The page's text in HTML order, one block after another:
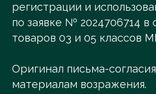
регистрации и
по заявке № 2024706714 в
товаров 03 и 05 классов
Оригинал письма-
материалам возражения.